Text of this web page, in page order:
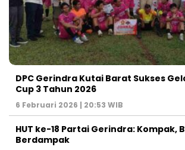
DPC Gerindra Kutai Barat Sukses
Cup 3 Tahun 2026
6 Februari 2026 | 20:53 WIB
HUT ke-18 Partai Gerindra: Kompak,
Berdampak